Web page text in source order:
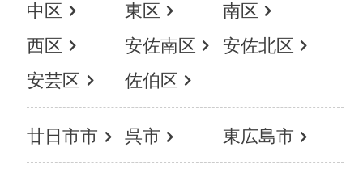
中区
東区
南区
西区
安佐南区
安佐北区
安芸区
佐伯区
廿日市市 呉市 東広島市